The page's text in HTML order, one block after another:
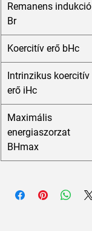
Remanens indukció
Br
Koercitív erő bHc
Intrinzikus koercitív
erő iHc
Maximális
energiaszorzat
BHmax